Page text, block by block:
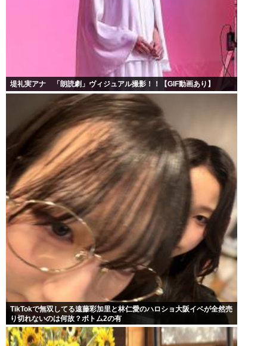
堤礼実アナ 「朗読劇」ヴィジュアル撮影！！【GIF動画あり】
TikTokで無双してる遠藤彩加里と林仁愛のハロショ大阪イベが全然売
り切れないのは何故？ボトム2の有